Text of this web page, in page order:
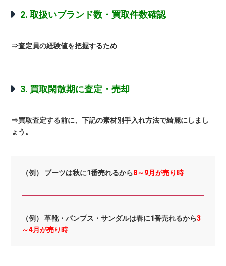
2. 取扱いブランド数・買取件数確認
⇒査定員の経験値を把握するため
3. 買取閑散期に査定・売却
⇒買取査定する前に、下記の素材別手入れ方法で綺麗にしまし
ょう。
（例） ブーツは秋に1番売れるから8～9月が売り時
（例） 革靴・パンプス・サンダルは春に1番売れるから3
～4月が売り時